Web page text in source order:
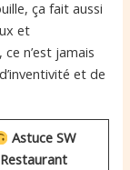
ça fait aussi
et
n’est jamais
et de
Astuce SW
Restaurant